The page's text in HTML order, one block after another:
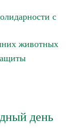
с
животных
день